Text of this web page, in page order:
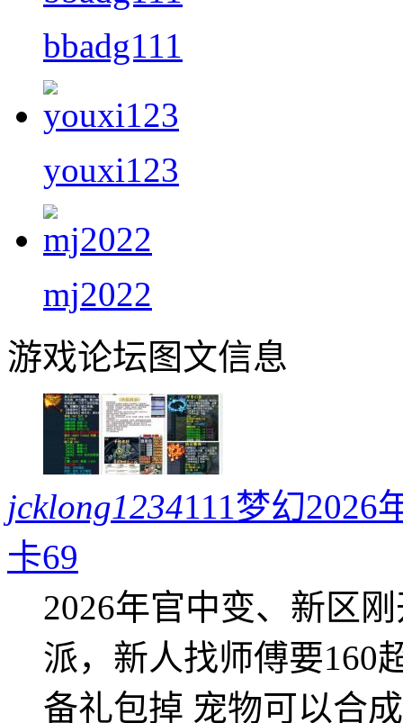
bbadg111
youxi123
mj2022
游戏论坛图文信息
jcklong1234111梦幻2026
卡69
2026年官中变、新区
派，新人找师傅要160
备礼包掉 宠物可以合